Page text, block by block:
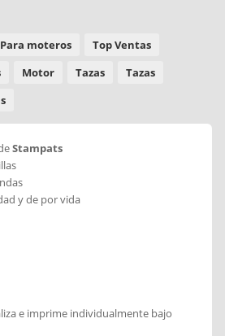
Para moteros
Top Ventas
Motor Tazas
Tazas
Stampats
y de por vida
e imprime individualmente bajo